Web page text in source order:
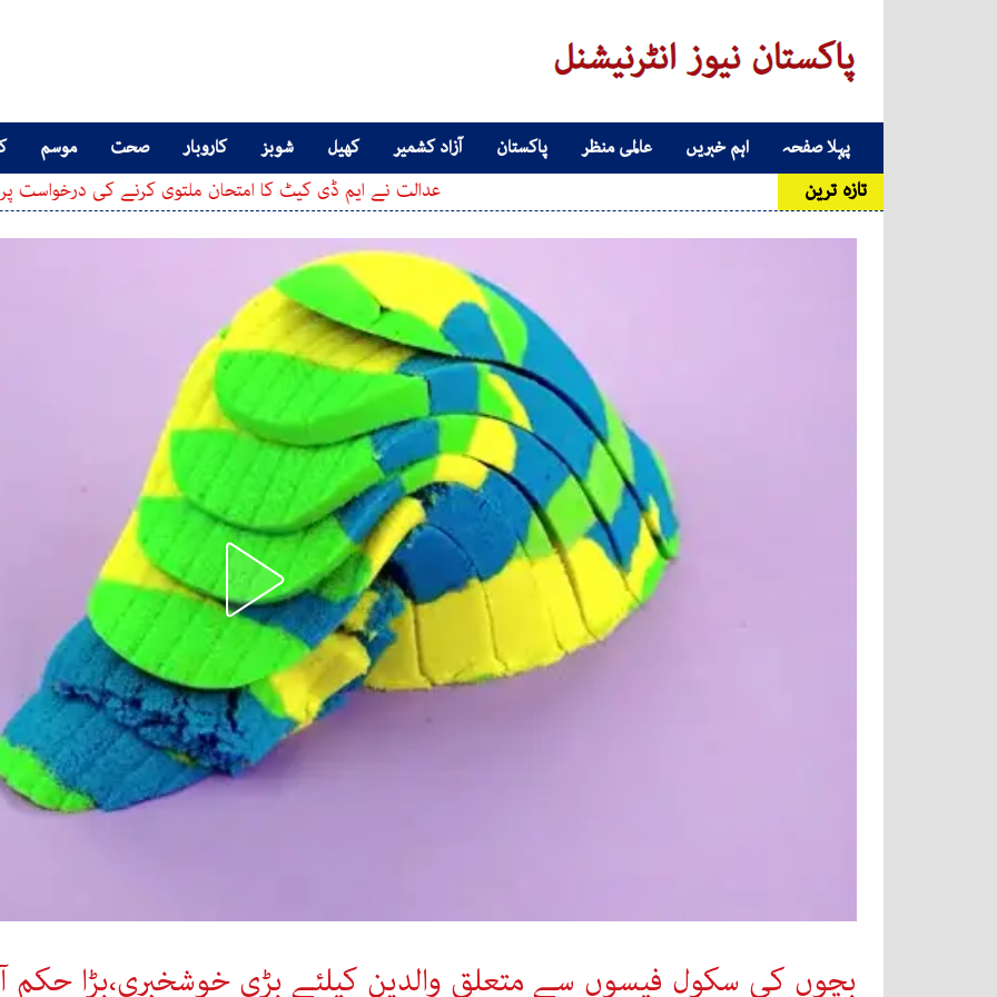
Main Navigationپہلا صفحہ اہم خبریں عالمی منظر پاکستان آزاد کشمیر کھیل شوبز کاروبار صحت موسم
تازہ ترین عدالت نے ایم ڈی کیٹ کا امتحان ملتوی کرنے کی درخواست پر فیصلہ سنا
بچوں کی سکول فیسوں سے متعلق والدین کیلئے بڑی خوشخبری،بڑا حکم